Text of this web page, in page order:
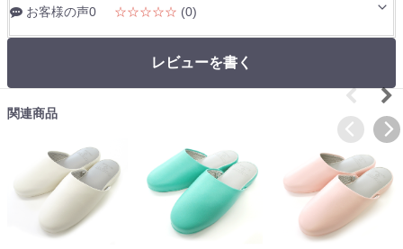
お客様の声0 ☆☆☆☆☆ (0)
レビューを書く
関連商品